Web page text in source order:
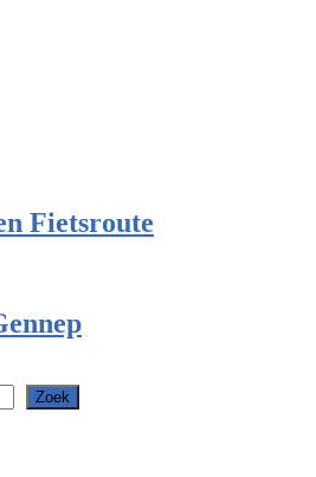
Fietsroute
Zoek